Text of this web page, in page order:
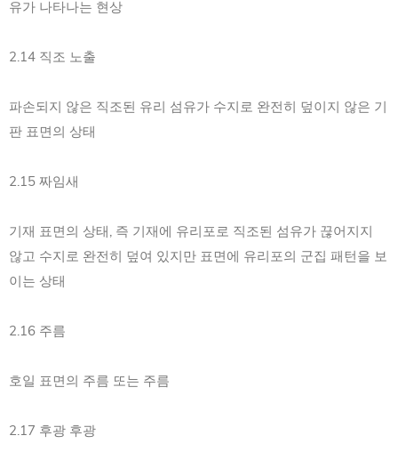
유가 나타나는 현상
2.14 직조 노출
파손되지 않은 직조된 유리 섬유가 수지로 완전히 덮이지 않은 기
판 표면의 상태
2.15 짜임새
기재 표면의 상태, 즉 기재에 유리포로 직조된 섬유가 끊어지지
않고 수지로 완전히 덮여 있지만 표면에 유리포의 군집 패턴을 보
이는 상태
2.16 주름
호일 표면의 주름 또는 주름
2.17 후광 후광